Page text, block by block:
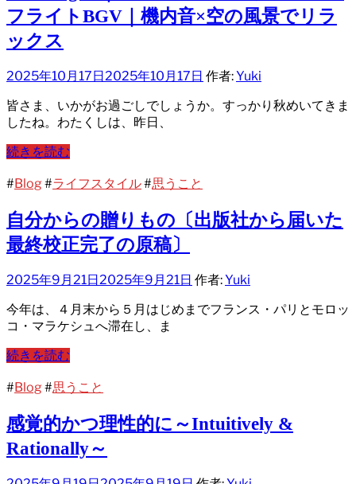
フライトBGV｜機内音×空の風景でリラ
ックス
2025年10月17日2025年10月17日 作者:Yuki
皆さま、いかがお過ごしでしょうか。すっかり秋めいてきま
したね。わたくしは、昨日、
続きを読む
#Blog #ライフスタイル#思うこと
自分からの贈りもの〔出版社から届いた
最終校正完了の原稿〕
2025年9月21日 2025年9月21日 作者:Yuki
今年は、４月末から５月はじめまでフランス・パリとモロッ
コ・マラケシュへ滞在し、ま
続きを読む
#Blog #思うこと
感覚的かつ理性的に～Intuitively &
Rationally～